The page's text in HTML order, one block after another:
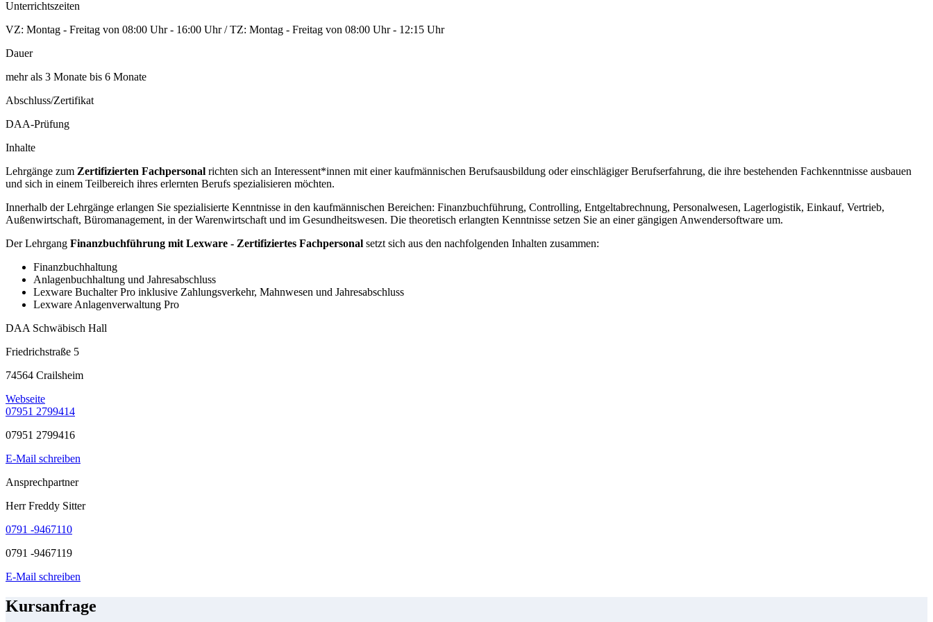
Unterrichtszeiten
VZ: Montag - Freitag von 08:00 Uhr - 16:00 Uhr / TZ: Montag - Freitag von 08:00 Uhr - 12:15 Uhr
Dauer
mehr als 3 Monate bis 6 Monate
Abschluss/Zertifikat
DAA-Prüfung
Inhalte
Lehrgänge zum Zertifizierten Fachpersonal richten sich an Interessent*innen mit einer kaufmännischen Berufsausbildung oder einschlägiger Berufserfahrung, die ihre bestehenden Fachkenntnisse ausbauen
und sich in einem Teilbereich ihres erlernten Berufs spezialisieren möchten.
Innerhalb der Lehrgänge erlangen Sie spezialisierte Kenntnisse in den kaufmännischen Bereichen: Finanzbuchführung, Controlling, Entgeltabrechnung, Personalwesen, Lagerlogistik, Einkauf, Vertrieb,
Außenwirtschaft, Büromanagement, in der Warenwirtschaft und im Gesundheitswesen. Die theoretisch erlangten Kenntnisse setzen Sie an einer gängigen Anwendersoftware um.
Der Lehrgang Finanzbuchführung mit Lexware - Zertifiziertes Fachpersonal setzt sich aus den nachfolgenden Inhalten zusammen:
Finanzbuchhaltung
Anlagenbuchhaltung und Jahresabschluss
Lexware Buchalter Pro inklusive Zahlungsverkehr, Mahnwesen und Jahresabschluss
Lexware Anlagenverwaltung Pro
DAA Schwäbisch Hall
Friedrichstraße 5
74564 Crailsheim
Webseite
07951 2799414
07951 2799416
E-Mail schreiben
Ansprechpartner
Herr Freddy Sitter
0791 -9467110
0791 -9467119
E-Mail schreiben
Kursanfrage